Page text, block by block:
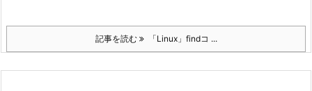
記事を読む 「Linux」findコ ...